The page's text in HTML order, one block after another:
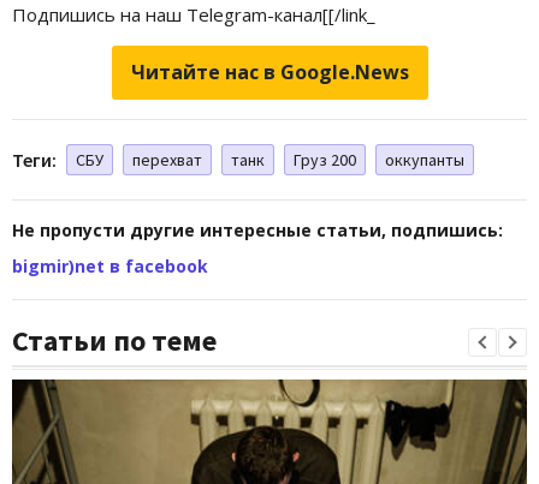
Подпишись на наш Telegram-канал[[/link_
Читайте нас в Google.News
Теги: СБУ перехват танк Груз 200 оккупанты
Не пропусти другие интересные статьи, подпишись:
bigmir)net в facebook
Статьи по теме